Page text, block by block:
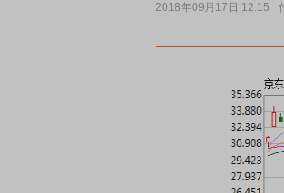
2018年09月17日 12:15